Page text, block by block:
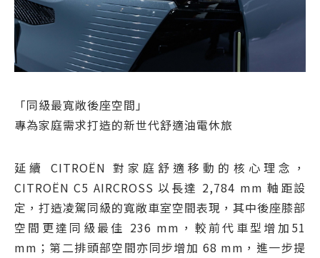
「同級最寬敞後座空間」
專為家庭需求打造的新世代舒適油電休旅
延續 CITROËN 對家庭舒適移動的核心理念，
CITROËN C5 AIRCROSS 以長達 2,784 mm 軸距設
定，打造凌駕同級的寬敞車室空間表現，其中後座膝部
空間更達同級最佳 236 mm，較前代車型增加51
mm；第二排頭部空間亦同步增加 68 mm，進一步提